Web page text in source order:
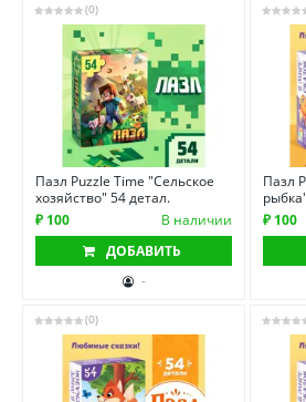
(0)
Пазл Puzzle Time "Сельское
хозяйство" 54 детал.
₽ 100
В наличии
ДОБАВИТЬ
-
Пазл
₽ 100
(0)